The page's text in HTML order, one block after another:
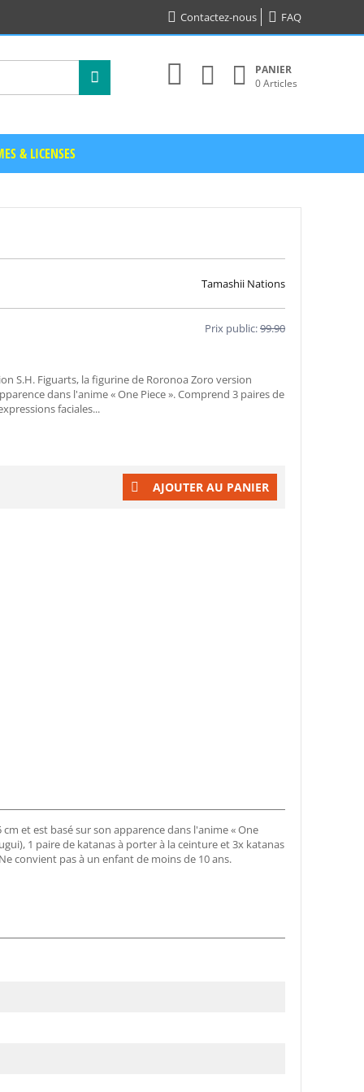
Contactez-nous FAQ
PANIER
0 Articles
& LICENSES
Tamashii Nations
Prix public:99.90
S.H. Figuarts, la figurine de Roronoa Zoro version
dans l'anime « One Piece ». Comprend 3 paires de
faciales...
AJOUTER AU PANIER
et est basé sur son apparence dans l'anime « One
1 paire de katanas à porter à la ceinture et 3x katanas
convient pas à un enfant de moins de 10 ans.